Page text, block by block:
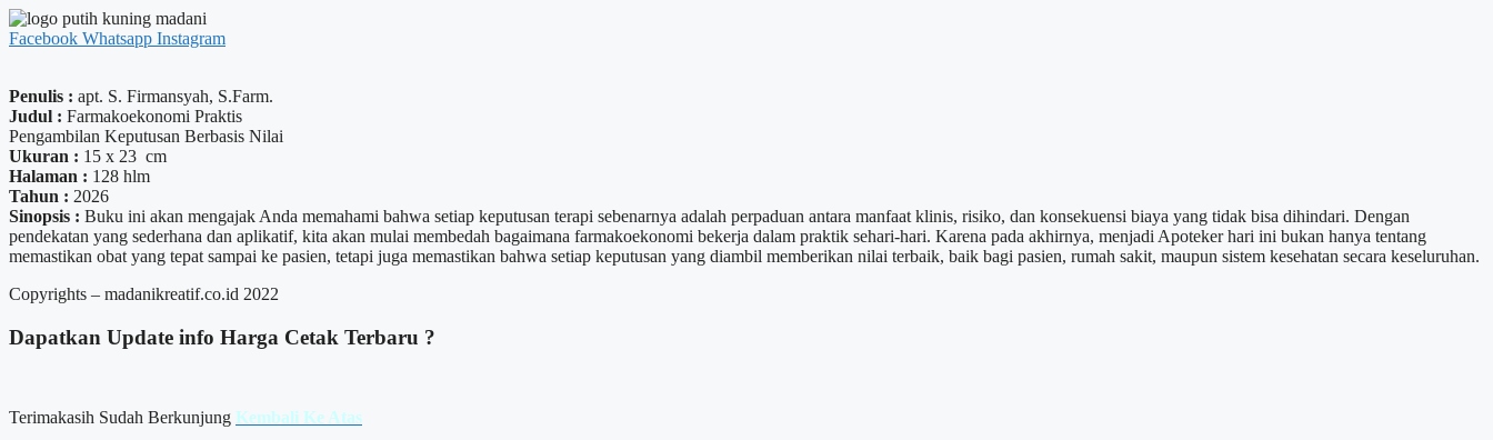
Facebook Whatsapp Instagram
Penulis : apt. S. Firmansyah, S.Farm.
Judul : Farmakoekonomi Praktis
Pengambilan Keputusan Berbasis Nilai
Ukuran : 15 x 23 cm
Halaman : 128 hlm
Tahun : 2026
Sinopsis : Buku ini akan mengajak Anda memahami bahwa setiap keputusan terapi sebenarnya adalah perpaduan antara manfaat klinis, risiko, dan konsekuensi biaya yang tidak bisa dihindari. Dengan
pendekatan yang sederhana dan aplikatif, kita akan mulai membedah bagaimana farmakoekonomi bekerja dalam praktik sehari-hari. Karena pada akhirnya, menjadi Apoteker hari ini bukan hanya tentang
memastikan obat yang tepat sampai ke pasien, tetapi juga memastikan bahwa setiap keputusan yang diambil memberikan nilai terbaik, baik bagi pasien, rumah sakit, maupun sistem kesehatan secara keseluruhan.
Copyrights – madanikreatif.co.id 2022
Dapatkan Update info Harga Cetak Terbaru ?
Terimakasih Sudah Berkunjung Kembali Ke Atas